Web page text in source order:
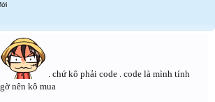
. chứ kô phải code . code là mình tính
nên kô mua